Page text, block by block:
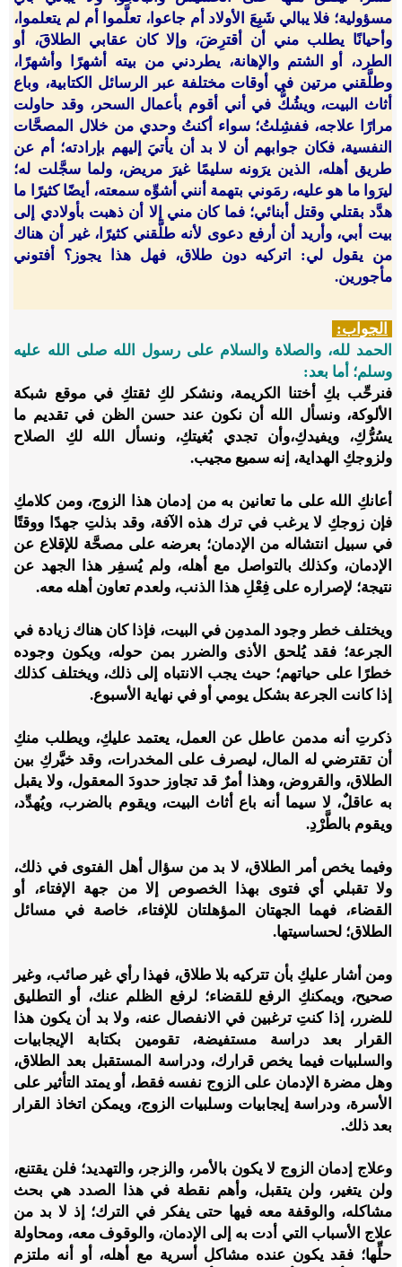
مسؤولية؛ فلا يبالي شَبِعَ الأولاد أم جاعوا، تعلَّموا أم لم يتعلموا،
وأحيانًا يطلب مني أن أقترِضَ، وإلا كان عقابي الطلاقَ، أو
الطرد، أو الشتم والإهانة، يطردني من بيته أشهرًا وأشهرًا،
وطلَّقني مرتين في أوقات مختلفة عبر الرسائل الكتابية، وباع
أثاث البيت، ويشُكُّ في أني أقوم بأعمال السحر، وقد حاولت
مرارًا علاجه، ففشِلتُ؛ سواء أكنتُ وحدي من خلال المصحَّات
النفسية، فكان جوابهم أن لا بد أن يأتيَ إليهم بإرادته؛ أم عن
طريق أهله، الذين يرَونه سليمًا غيرَ مريض، ولما سجَّلت له؛
ليرَوا ما هو عليه، رمَوني بتهمة أنني أشوِّه سمعته، أيضًا كثيرًا ما
هدَّد بقتلي وقتل أبنائي؛ فما كان مني إلا أن ذهبت بأولادي إلى
بيت أبي، وأريد أن أرفع دعوى لأنه طلَّقني كثيرًا، غير أن هناك
من يقول لي: اتركيه دون طلاق، فهل هذا يجوز؟ أفتوني
مأجورين.
الجواب:
الحمد لله، والصلاة والسلام على رسول الله صلى الله عليه
وسلم؛ أما بعد:
فنرحِّب بكِ أختنا الكريمة، ونشكر لكِ ثقتكِ في موقع شبكة
الألوكة، ونسأل الله أن نكون عند حسن الظن في تقديم ما
يسُرُّكِ، ويفيدكِ،وأن تجدي بُغيتكِ، ونسأل الله لكِ الصلاح
ولزوجكِ الهداية، إنه سميع مجيب.
أعانكِ الله على ما تعانين به من إدمان هذا الزوج، ومن كلامكِ
فإن زوجكِ لا يرغب في ترك هذه الآفة، وقد بذلتِ جهدًا ووقتًا
في سبيل انتشاله من الإدمان؛ بعرضه على مصحَّة للإقلاع عن
الإدمان، وكذلك بالتواصل مع أهله، ولم يُسفِر هذا الجهد عن
نتيجة؛ لإصراره على فِعْلِ هذا الذنب، ولعدم تعاون أهله معه.
ويختلف خطر وجود المدمِن في البيت، فإذا كان هناك زيادة في
الجرعة؛ فقد يُلحق الأذى والضرر بمن حوله، ويكون وجوده
خطرًا على حياتهم؛ حيث يجب الانتباه إلى ذلك، ويختلف كذلك
إذا كانت الجرعة بشكل يومي أو في نهاية الأسبوع.
ذكرتِ أنه مدمن عاطل عن العمل، يعتمد عليكِ، ويطلب منكِ
أن تقترضي له المال، ليصرف على المخدرات، وقد خيَّركِ بين
الطلاق، والقروض، وهذا أمرٌ قد تجاوز حدودَ المعقول، ولا يقبل
به عاقلٌ، لا سيما أنه باع أثاث البيت، ويقوم بالضرب، ويُهدِّد،
ويقوم بالطَّرْدِ.
وفيما يخص أمر الطلاق، لا بد من سؤال أهل الفتوى في ذلك،
ولا تقبلي أي فتوى بهذا الخصوص إلا من جهة الإفتاء، أو
القضاء، فهما الجهتان المؤهلتان للإفتاء، خاصة في مسائل
الطلاق؛ لحساسيتها.
ومن أشار عليكِ بأن تتركيه بلا طلاق، فهذا رأي غير صائب، وغير
صحيح، ويمكنكِ الرفع للقضاء؛ لرفع الظلم عنك، أو التطليق
للضرر، إذا كنتِ ترغبين في الانفصال عنه، ولا بد أن يكون هذا
القرار بعد دراسة مستفيضة، تقومين بكتابة الإيجابيات
والسلبيات فيما يخص قرارك، ودراسة المستقبل بعد الطلاق،
وهل مضرة الإدمان على الزوج نفسه فقط، أو يمتد التأثير على
الأسرة، ودراسة إيجابيات وسلبيات الزوج، ويمكن اتخاذ القرار
بعد ذلك.
وعلاج إدمان الزوج لا يكون بالأمر، والزجر، والتهديد؛ فلن يقتنع،
ولن يتغير، ولن يتقبل، وأهم نقطة في هذا الصدد هي بحث
مشاكله، والوقفة معه فيها حتى يفكر في الترك؛ إذ لا بد من
علاج الأسباب التي أدت به إلى الإدمان، والوقوف معه، ومحاولة
حلِّها؛ فقد يكون عنده مشاكل أسرية مع أهله، أو أنه ملتزم